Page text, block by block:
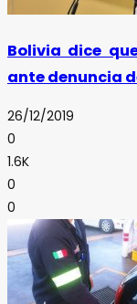
Bolivia dice
ante denuncia
26/12/2019
0
1.6K
0
0